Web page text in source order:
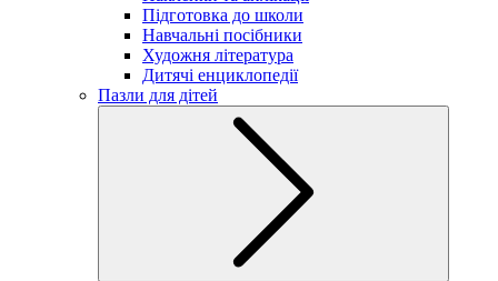
Підготовка до школи
Навчальні посібники
Художня література
Дитячі енциклопедії
Пазли для дітей